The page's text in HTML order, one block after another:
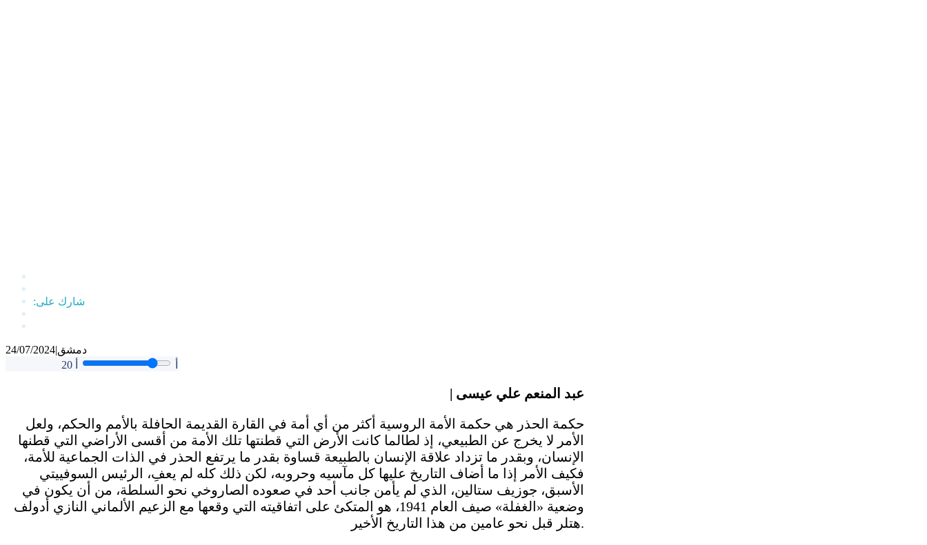
24/07/2024|دمشق
20
| عبد المنعم علي عيسى
حكمة الحذر هي حكمة الأمة الروسية أكثر من أي أمة في القارة القديمة الحافلة بالأمم والحكم، ولعل
الأمر لا يخرج عن الطبيعي، إذ لطالما كانت الأرض التي قطنتها تلك الأمة من أقسى الأراضي التي قطنها
الإنسان، وبقدر ما تزداد علاقة الإنسان بالطبيعة قساوة بقدر ما يرتفع الحذر في الذات الجماعية للأمة،
فكيف الأمر إذا ما أضاف التاريخ عليها كل مآسيه وحروبه، لكن ذلك كله لم يعفِ، الرئيس السوفييتي
الأسبق، جوزيف ستالين، الذي لم يأمن جانب أحد في صعوده الصاروخي نحو السلطة، من أن يكون في
وضعية «الغفلة» صيف العام 1941، هو المتكئ على اتفاقيته التي وقعها مع الزعيم الألماني النازي أدولف
هتلر قبل نحو عامين من هذا التاريخ الأخير.